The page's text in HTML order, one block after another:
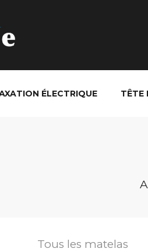
ÉLECTRIQUE TÊTE
Tous les matelas